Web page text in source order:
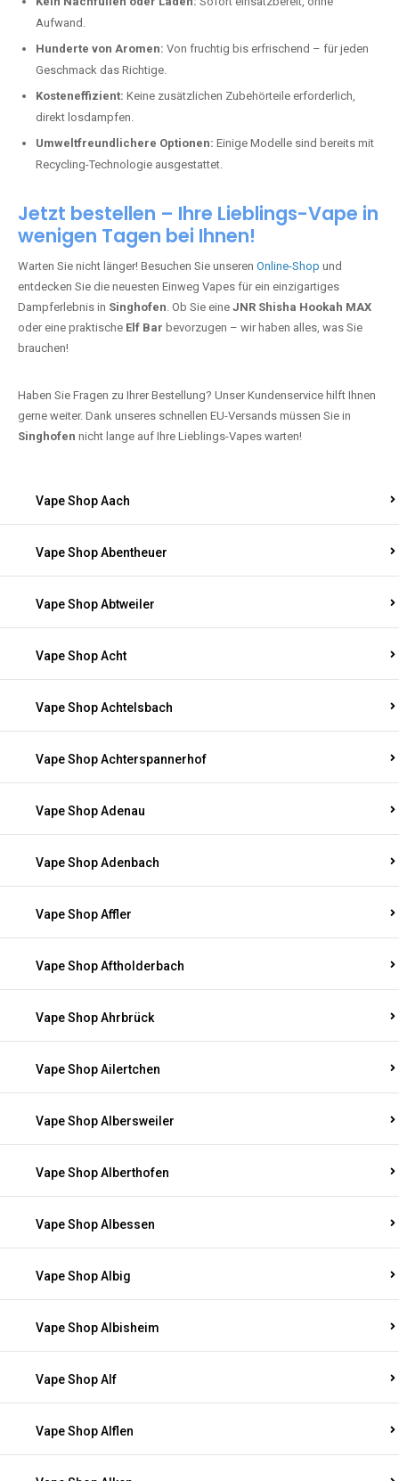
Aufwand.
Hunderte von Aromen: Von fruchtig bis erfrischend – für jeden
Geschmack das Richtige.
Kosteneffizient: Keine zusätzlichen Zubehörteile erforderlich,
direkt losdampfen.
Umweltfreundlichere Optionen: Einige Modelle sind bereits mit
Recycling-Technologie ausgestattet.
Jetzt bestellen – Ihre Lieblings-Vape in
wenigen Tagen bei Ihnen!
Warten Sie nicht länger! Besuchen Sie unseren Online-Shop und
entdecken Sie die neuesten Einweg Vapes für ein einzigartiges
Dampferlebnis in Singhofen. Ob Sie eine JNR Shisha Hookah MAX
oder eine praktische Elf Bar bevorzugen – wir haben alles, was Sie
brauchen!
Haben Sie Fragen zu Ihrer Bestellung? Unser Kundenservice hilft Ihnen
gerne weiter. Dank unseres schnellen EU-Versands müssen Sie in
Singhofen nicht lange auf Ihre Lieblings-Vapes warten!
Vape Shop Aach
Vape Shop Abentheuer
Vape Shop Abtweiler
Vape Shop Acht
Vape Shop Achtelsbach
Vape Shop Achterspannerhof
Vape Shop Adenau
Vape Shop Adenbach
Vape Shop Affler
Vape Shop Aftholderbach
Vape Shop Ahrbrück
Vape Shop Ailertchen
Vape Shop Albersweiler
Vape Shop Alberthofen
Vape Shop Albessen
Vape Shop Albig
Vape Shop Albisheim
Vape Shop Alf
Vape Shop Alflen